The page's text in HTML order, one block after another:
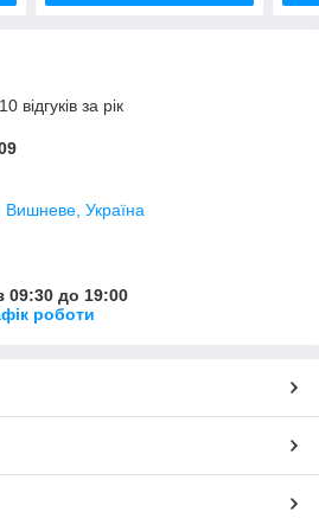
відгуків за рік
Вишневе, Україна
09:30 до 19:00
роботи